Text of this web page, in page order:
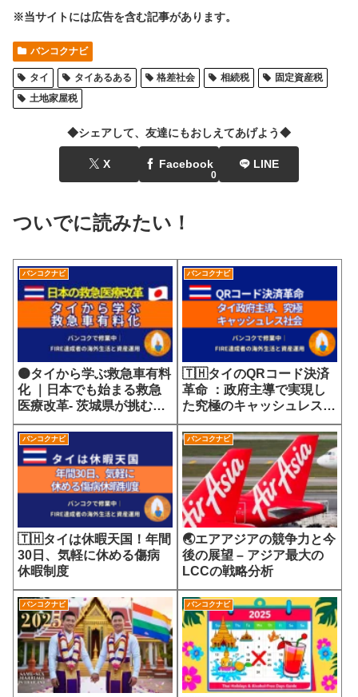
※当サイトには広告を含む記事があります。
バンコクナビ
タイ タイあるある 格差社会 相続税
固定資産税
土地家屋税
◆シェアして、友達にもおしえてあげよう◆
X Facebook
0
LINE
ついでに読みたい！
バンコクナビ
🟠タイから学ぶ救急車有料
化 ｜日本でも始まる救急
医療改革- 茨城県が挑む
7700円の選定療養費が示
す医療サービスの未来
バンコクナビ
🇹🇭タイのQRコード決済
革命 ：政府主導で実現し
た究極のキャッシュレス社
会
バンコクナビ
🇹🇭タイは休暇天国！年間
30日、気軽に休める傷病
休暇制度
バンコクナビ
🌏エアアジアの競争力と今
後の展望 – アジア最大の
LCCの戦略分析
バンコクナビ バンコクナビ